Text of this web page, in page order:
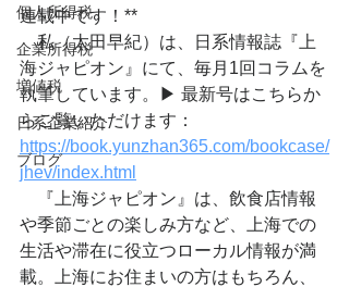
個人所得税
企業所得税
増値税
日系企業紹介
ブログ
連載中です！**
私（太田早紀）は、日系情報誌『上
海ジャピオン』にて、毎月1回コラムを
執筆しています。▶︎ 最新号はこちらか
らご覧いただけます：
https://book.yunzhan365.com/bookcase/
jhev/index.html
『上海ジャピオン』は、飲食店情報
や季節ごとの楽しみ方など、上海での
生活や滞在に役立つローカル情報が満
載。上海にお住まいの方はもちろん、